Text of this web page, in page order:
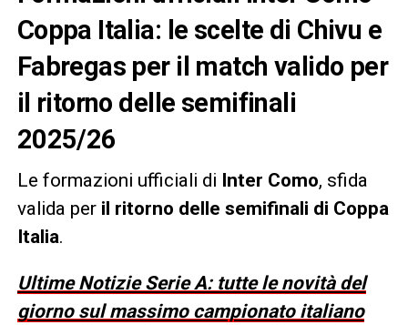
Coppa Italia: le scelte di Chivu e
Fabregas per il match valido per
il ritorno delle semifinali
2025/26
Le formazioni ufficiali di Inter Como, sfida
valida per il ritorno delle semifinali di Coppa
Italia.
Ultime Notizie Serie A: tutte le novità del
giorno sul massimo campionato italiano